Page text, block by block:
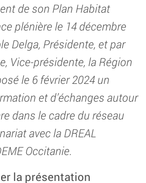
de son Plan Habitat
plénière le 14 décembre
Delga, Présidente, et par
Vice-présidente, la Région
le 6 février 2024 un
et d’échanges autour
dans le cadre du réseau
avec la DREAL
Occitanie.
la présentation